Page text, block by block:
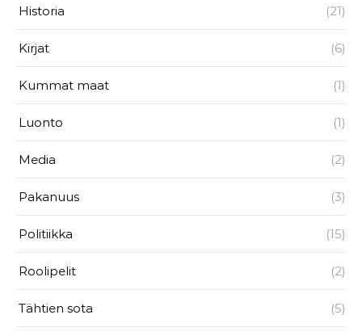
Historia (21)
Kirjat (6)
Kummat maat (1)
Luonto (1)
Media (2)
Pakanuus (3)
Politiikka (15)
Roolipelit (2)
Tähtien sota (5)